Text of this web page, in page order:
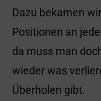
Dazu bekamen
Positionen an
da muss man
wieder was
Überholen gibt.